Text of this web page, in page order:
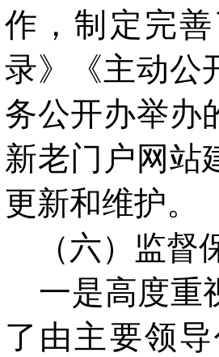
作，制定完
录》《主动公
务公开办举办
新老门户网站
更新和维护。
（六）监督
一是高度重
了由主要领